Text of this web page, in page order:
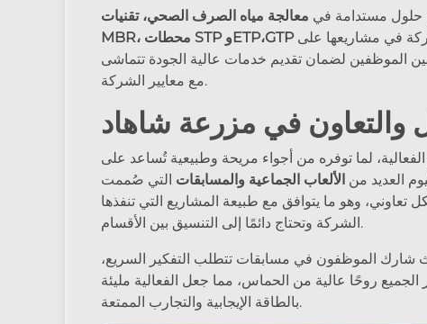
حلول مستدامة في معالجة مياه الصرف الصحي، تقنيات
في مشاريعها على
الموظفين لضمان تقديم خدمات عالية الجودة تتماشى
مع معايير الشركة.
والتعاون في مزرعة شاهاد
لما توفره من أجواء مريحة وطبيعية تُساعد على
العديد من الألعاب الجماعية والمسابقات التي صُممت
وهو ما يتوافق مع طبيعة المشاريع التي تنفذها
الشركة وتحتاج دائمًا إلى التنسيق بين الأقسام.
شارك الموظفون في مسابقات تتطلب التفكير السريع،
الجميع روحًا عالية من الحماس، مما جعل الفعالية مليئة
بالطاقة الإيجابية والتجارب الممتعة.